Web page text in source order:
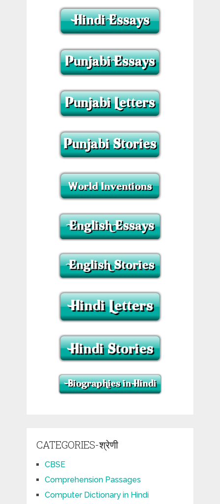
CATEGORIES-श्रेणी
CBSE
Comprehension Passages
Computer Dictionary in Hindi